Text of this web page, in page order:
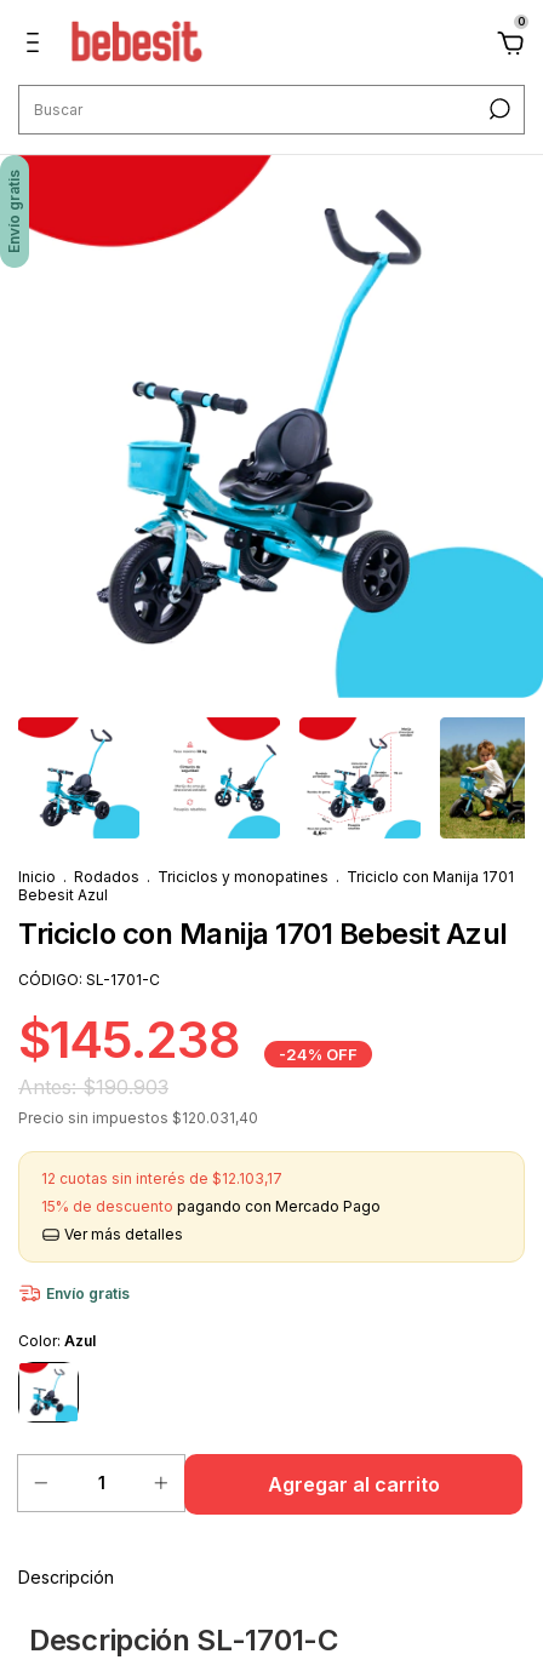
0
Envío gratis
Inicio . Rodados . Triciclos y monopatines . Triciclo con Manija 1701
Bebesit Azul
Triciclo con Manija 1701 Bebesit Azul
CÓDIGO: SL-1701-C
$145.238 -24% OFF
$190.903
Precio sin impuestos $120.031,40
12 cuotas sin interés de $12.103,17
15% de descuento pagando con Mercado Pago
Ver más detalles
Envío gratis
Color: Azul
Descripción
Descripción SL-1701-C